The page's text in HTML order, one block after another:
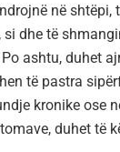
në shtëpi,
si dhe të
ashtu, duhet
të pastra
kronike ose
duhet të